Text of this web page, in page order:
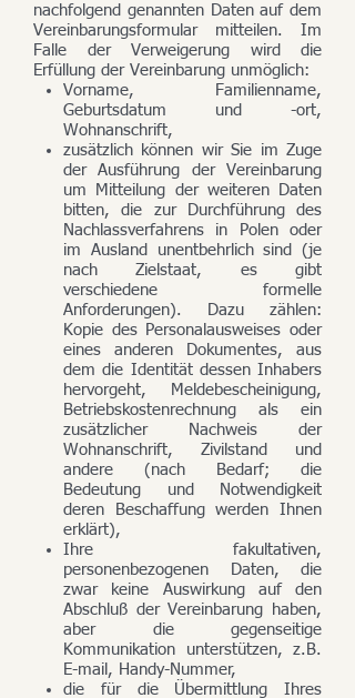
nachfolgend genannten Daten auf dem
Vereinbarungsformular mitteilen. Im
Falle der Verweigerung wird die
Erfüllung der Vereinbarung unmöglich:
Vorname, Familienname,
Geburtsdatum und -ort,
Wohnanschrift,
zusätzlich können wir Sie im Zuge
der Ausführung der Vereinbarung
um Mitteilung der weiteren Daten
bitten, die zur Durchführung des
Nachlassverfahrens in Polen oder
im Ausland unentbehrlich sind (je
nach Zielstaat, es gibt
verschiedene formelle
Anforderungen). Dazu zählen:
Kopie des Personalausweises oder
eines anderen Dokumentes, aus
dem die Identität dessen Inhabers
hervorgeht, Meldebescheinigung,
Betriebskostenrechnung als ein
zusätzlicher Nachweis der
Wohnanschrift, Zivilstand und
andere (nach Bedarf; die
Bedeutung und Notwendigkeit
deren Beschaffung werden Ihnen
erklärt),
Ihre fakultativen,
personenbezogenen Daten, die
zwar keine Auswirkung auf den
Abschluß der Vereinbarung haben,
aber die gegenseitige
Kommunikation unterstützen, z.B.
E-mail, Handy-Nummer,
die für die Übermittlung Ihres